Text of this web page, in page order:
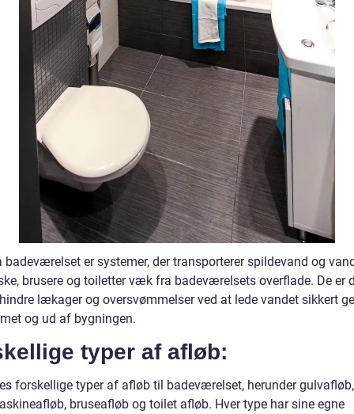
badeværelset er systemer, der transporterer spildevand og
brusere og toiletter væk fra badeværelsets overflade. De er
lækager og oversvømmelser ved at lede vandet sikkert
og ud af bygningen.
typer af afløb:
forskellige typer af afløb til badeværelset, herunder gulvafløb,
bruseafløb og toilet afløb. Hver type har sine egne